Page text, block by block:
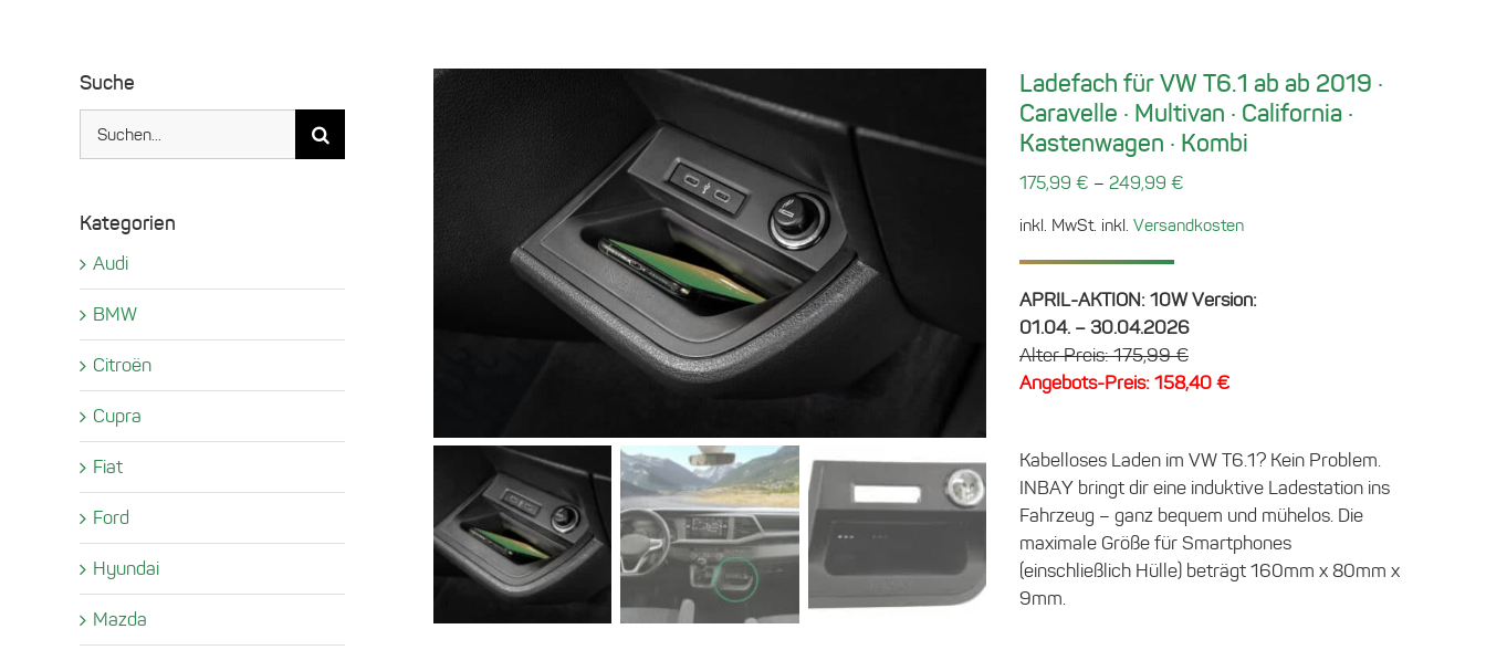
Ladefach für VW T6.1 ab ab 2019 ·
Caravelle · Multivan · California ·
Kastenwagen · Kombi
175,99 € – 249,99 €
inkl. MwSt. inkl. Versandkosten
APRIL-AKTION: 10W Version:
01.04. – 30.04.2026
Alter Preis: 175,99 €
Angebots-Preis: 158,40 €
Kabelloses Laden im VW T6.1? Kein Problem.
INBAY bringt dir eine induktive Ladestation ins
Fahrzeug – ganz bequem und mühelos. Die
maximale Größe für Smartphones
(einschließlich Hülle) beträgt 160mm x 80mm x
9mm.
Suche
Kategorien
Audi
BMW
Citroën
Cupra
Fiat
Ford
Hyundai
Mazda